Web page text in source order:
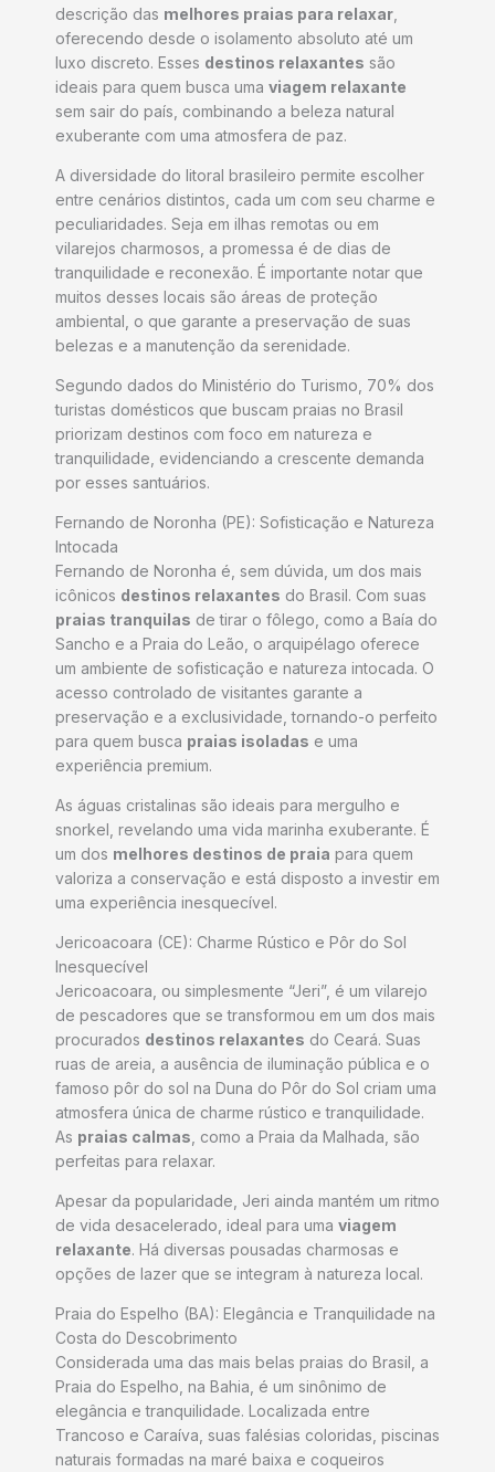
descrição das melhores praias para relaxar
oferecendo desde o isolamento absoluto até um
luxo discreto. Esses destinos relaxantes são
ideais para quem busca uma viagem relaxante
sem sair do país, combinando a beleza natural
exuberante com uma atmosfera de paz.
A diversidade do litoral brasileiro permite escolher
entre cenários distintos, cada um com seu charme e
peculiaridades. Seja em ilhas remotas ou em
vilarejos charmosos, a promessa é de dias de
tranquilidade e reconexão. É importante notar que
muitos desses locais são áreas de proteção
ambiental, o que garante a preservação de suas
belezas e a manutenção da serenidade.
Segundo dados do Ministério do Turismo, 70% dos
turistas domésticos que buscam praias no Brasil
priorizam destinos com foco em natureza e
tranquilidade, evidenciando a crescente demanda
por esses santuários.
Fernando de Noronha (PE): Sofisticação e Natureza
Intocada
Fernando de Noronha é, sem dúvida, um dos mais
icônicos destinos relaxantes do Brasil. Com suas
praias tranquilas de tirar o fôlego, como a Baía do
Sancho e a Praia do Leão, o arquipélago oferece
um ambiente de sofisticação e natureza intocada. O
acesso controlado de visitantes garante a
preservação e a exclusividade, tornando-o perfeito
para quem busca praias isoladas e uma
experiência premium.
As águas cristalinas são ideais para mergulho e
snorkel, revelando uma vida marinha exuberante. É
um dos melhores destinos de praia para quem
valoriza a conservação e está disposto a investir em
uma experiência inesquecível.
Jericoacoara (CE): Charme Rústico e Pôr do Sol
Inesquecível
Jericoacoara, ou simplesmente “Jeri”, é um vilarejo
de pescadores que se transformou em um dos mais
procurados destinos relaxantes do Ceará. Suas
ruas de areia, a ausência de iluminação pública e o
famoso pôr do sol na Duna do Pôr do Sol criam uma
atmosfera única de charme rústico e tranquilidade.
As praias calmas , como a Praia da Malhada, são
perfeitas para relaxar.
Apesar da popularidade, Jeri ainda mantém um ritmo
de vida desacelerado, ideal para uma viagem
relaxante. Há diversas pousadas charmosas e
opções de lazer que se integram à natureza local.
Praia do Espelho (BA): Elegância e Tranquilidade na
Costa do Descobrimento
Considerada uma das mais belas praias do Brasil, a
Praia do Espelho, na Bahia, é um sinônimo de
elegância e tranquilidade. Localizada entre
Trancoso e Caraíva, suas falésias coloridas, piscinas
naturais formadas na maré baixa e coqueiros